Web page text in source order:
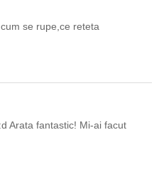
se rupe,ce reteta
Arata fantastic! Mi-ai facut